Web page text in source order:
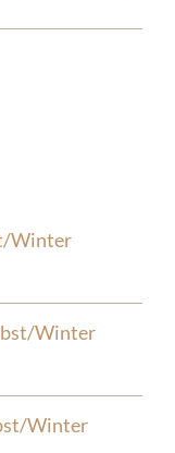
Winter
Winter
Winter